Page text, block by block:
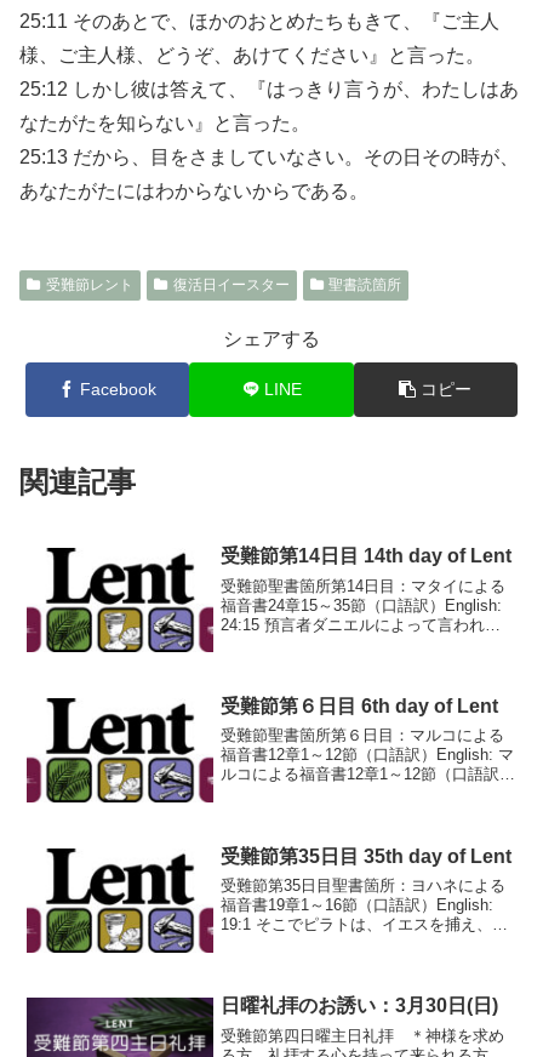
25:11 そのあとで、ほかのおとめたちもきて、『ご主人
様、ご主人様、どうぞ、あけてください』と言った。
25:12 しかし彼は答えて、『はっきり言うが、わたしはあ
なたがたを知らない』と言った。
25:13 だから、目をさましていなさい。その日その時が、
あなたがたにはわからないからである。
受難節レント 復活日イースター 聖書読箇所
シェアする
Facebook LINE コピー
関連記事
受難節第14日目 14th day of Lent
受難節聖書箇所第14日目：マタイによる
福音書24章15～35節（口語訳）English:
24:15 預言者ダニエルによって言われた
受難節第６日目 6th day of Lent
受難節聖書箇所第６日目：マルコによる
福音書12章1～12節（口語訳）English: マ
ルコによる福音書12章1～12節（口語訳）
受難節第35日目 35th day of Lent
受難節第35日目聖書箇所：ヨハネによる
福音書19章1～16節（口語訳）English:
19:1 そこでピラトは、イエスを捕え、む
日曜礼拝のお誘い：3月30日(日)
受難節第四日曜主日礼拝 ＊神様を求め